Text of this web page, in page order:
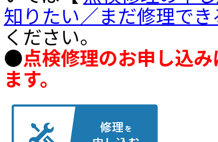
知りたい／まだ修理で
ください。
●点検修理のお申し込
ます。